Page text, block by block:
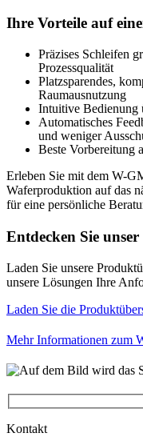
Ihre Vorteile auf
Präzises Schleifen
Prozessqualität
Platzsparendes,
Raumausnutzung
Intuitive Bedienung
Automatisches
und weniger
Beste Vorbereitung
Erleben Sie mit dem W-
Waferproduktion auf das
für eine persönliche
Entdecken Sie
Laden Sie unsere
unsere Lösungen Ihre
Laden Sie die
Mehr Informationen zum
Kontakt